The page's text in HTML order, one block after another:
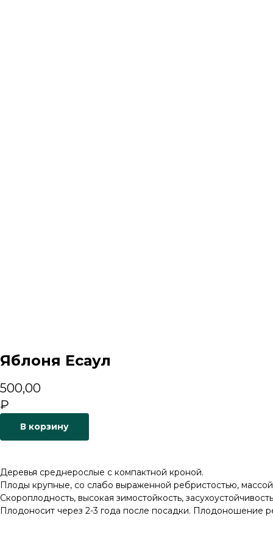
Яблоня Есаул
500,00
₽
В корзину
Деревья среднерослые с компактной кроной.
Плоды крупные, со слабо выраженной ребристостью, массой
Скороплодность, высокая зимостойкость,
Плодоносит через 2-3 года после посадки. Плодоношение